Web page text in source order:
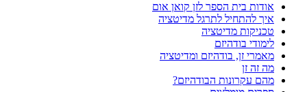
אודות בית הספר לזן קואן אום
איך להתחיל לתרגל מדיטציה
טכניקות מדיטציה
לימודי בודהיזם
מאמרי זן, בודהיזם ומדיטציה
מה זה זן
מהם עקרונות הבודהיזם?